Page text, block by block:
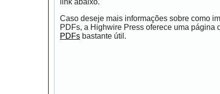
link abaixo.
Caso deseje mais informações sobre como
PDFs, a Highwire Press oferece uma página
PDFs bastante útil.